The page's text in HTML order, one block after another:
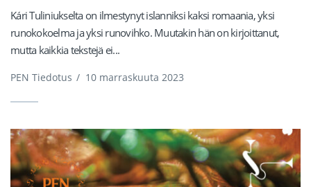
Kári Tuliniukselta on ilmestynyt islanniksi kaksi romaania, yksi
runokokoelma ja yksi runovihko. Muutakin hän on kirjoittanut,
mutta kaikkia tekstejä ei...
PEN Tiedotus / 10 marraskuuta 2023